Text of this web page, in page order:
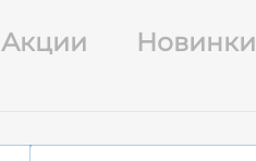
Акции Новинки